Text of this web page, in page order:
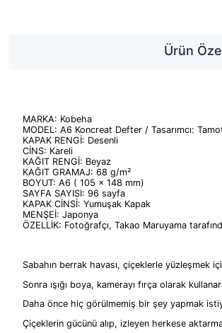
Ürün
MARKA: Kobeha
MODEL: A6 Koncreat Defter / Tasarımcı:
KAPAK RENGİ: Desenli
CİNS: Kareli
KAĞIT RENGİ: Beyaz
KAĞIT GRAMAJ: 68 g/m²
BOYUT: A6 ( 105 x 148 mm)
SAYFA SAYISI: 96 sayfa
KAPAK CİNSİ: Yumuşak Kapak
MENŞEİ: Japonya
ÖZELLİK: Fotoğrafçı, Takao Maruyama
Sabahın berrak havası, çiçeklerle yüzleşmek
Sonra ışığı boya, kamerayı fırça olarak
Daha önce hiç görülmemiş bir şey yapmak
Çiçeklerin gücünü alıp, izleyen herkese